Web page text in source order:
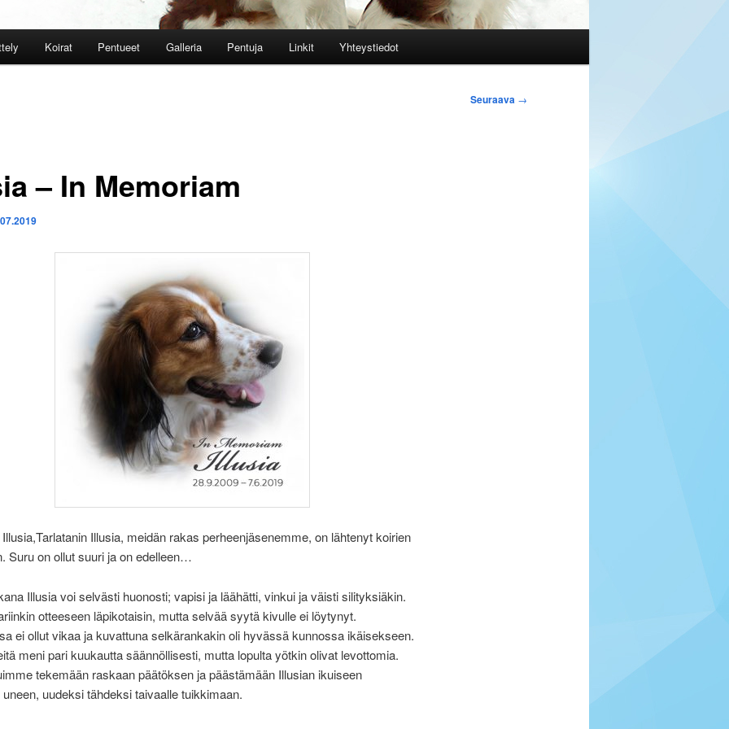
Koirat Pentueet Galleria Pentuja Linkit Yhteystiedot
Seuraava →
– In Memoriam
Illusia, meidän rakas perheenjäsenemme, on lähtenyt koirien
Suru on ollut suuri ja on edelleen…
Illusia voi selvästi huonosti; vapisi ja läähätti, vinkui ja väisti silityksiäkin.
otteeseen läpikotaisin, mutta selvää syytä kivulle ei löytynyt.
ei ollut vikaa ja kuvattuna selkärankakin oli hyvässä kunnossa ikäisekseen.
meni pari kuukautta säännöllisesti, mutta lopulta yötkin olivat levottomia.
tekemään raskaan päätöksen ja päästämään Illusian ikuiseen
uudeksi tähdeksi taivaalle tuikkimaan.